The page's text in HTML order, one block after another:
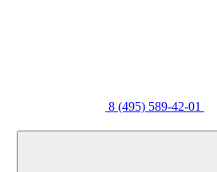
8 (495) 589-42-01